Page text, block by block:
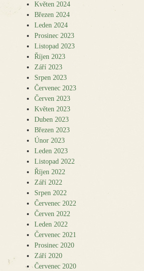
Květen 2024
Březen 2024
Leden 2024
Prosinec 2023
Listopad 2023
Říjen 2023
Září 2023
Srpen 2023
Červenec 2023
Červen 2023
Květen 2023
Duben 2023
Březen 2023
Únor 2023
Leden 2023
Listopad 2022
Říjen 2022
Září 2022
Srpen 2022
Červenec 2022
Červen 2022
Leden 2022
Červenec 2021
Prosinec 2020
Září 2020
Červenec 2020